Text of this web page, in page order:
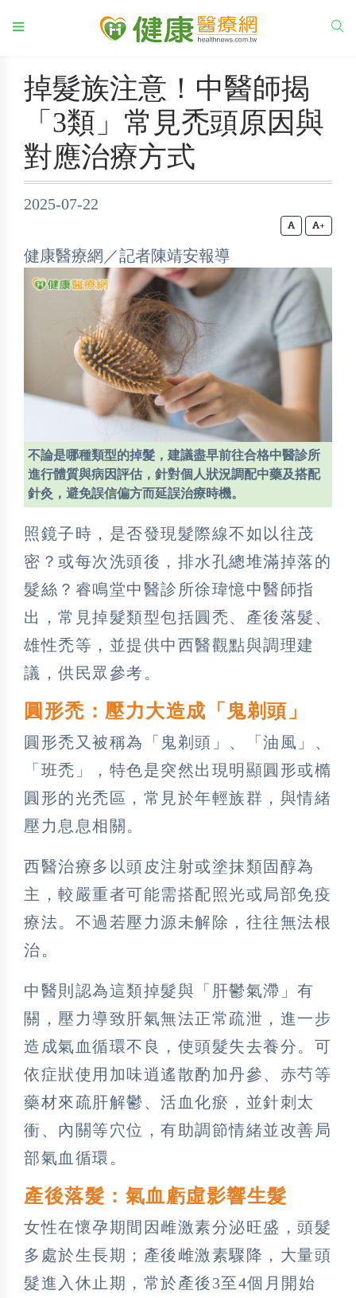
掉髮族注意！中醫師揭
「3類」常見禿頭原因與
對應治療方式
2025-07-22
+
健康醫療網／記者陳靖安報導
不論是哪種類型的掉髮，建議盡早前往合格中醫診所
進行體質與病因評估，針對個人狀況調配中藥及搭配
針灸，避免誤信偏方而延誤治療時機。
照鏡子時，是否發現髮際線不如以往茂
密？或每次洗頭後，排水孔總堆滿掉落的
髮絲？睿鳴堂中醫診所徐瑋憶中醫師指
出，常見掉髮類型包括圓禿、產後落髮、
雄性禿等，並提供中西醫觀點與調理建
議，供民眾參考。
圓形禿：壓力大造成「鬼剃頭」
圓形禿又被稱為「鬼剃頭」、「油風」、
「班禿」，特色是突然出現明顯圓形或橢
圓形的光禿區，常見於年輕族群，與情緒
壓力息息相關。
西醫治療多以頭皮注射或塗抹類固醇為
主，較嚴重者可能需搭配照光或局部免疫
療法。不過若壓力源未解除，往往無法根
治。
中醫則認為這類掉髮與「肝鬱氣滯」有
關，壓力導致肝氣無法正常疏泄，進一步
造成氣血循環不良，使頭髮失去養分。可
依症狀使用加味逍遙散酌加丹參、赤芍等
藥材來疏肝解鬱、活血化瘀，並針刺太
衝、內關等穴位，有助調節情緒並改善局
部氣血循環。
產後落髮：氣血虧虛影響生髮
女性在懷孕期間因雌激素分泌旺盛，頭髮
多處於生長期；產後雌激素驟降，大量頭
髮進入休止期，常於產後3至4個月開始